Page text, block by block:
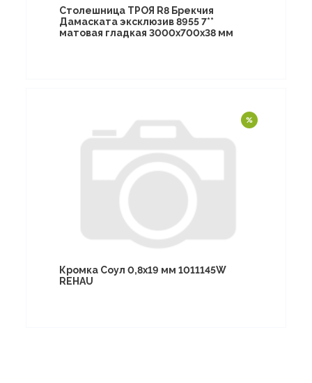
Столешница ТРОЯ R8 Брекчия
Дамаската эксклюзив 8955 7**
матовая гладкая 3000х700х38 мм
Кромка Соул 0,8х19 мм 1011145W
REHAU